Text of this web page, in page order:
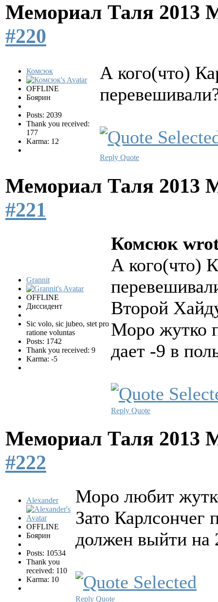
Мемориал Таля 2013
#220
Комсюк
OFFLINE
Боярин
Posts: 2039
Thank you received:
177
Karma: 12
А кого(что)
Reply Quote
Мемориал Таля 2013
#221
Grannit
OFFLINE
Диссидент
Sic volo, sic jubeo, stet pro
ratione voluntas
Posts: 1742
Thank you received: 9
Karma: -5
Комсюк
А кого(что)
Второй
Моро жутко
дает -9 в
Reply Quote
Мемориал Таля 2013
#222
Alexander
OFFLINE
Боярин
Posts: 10534
Thank you
received: 110
Karma: 10
Моро любит
Зато Карлсончег
должен выйти на
Reply Quote